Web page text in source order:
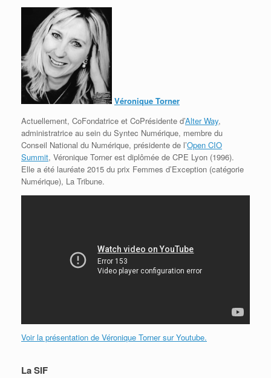
Véronique Torner
Actuellement, CoFondatrice et CoPrésidente d’Alter Way,
administratrice au sein du Syntec Numérique, membre du
Conseil National du Numérique, présidente de l’Open CIO
Summit, Véronique Torner est diplômée de CPE Lyon (1996).
Elle a été lauréate 2015 du prix Femmes d’Exception (catégorie
Numérique), La Tribune.
Voir la présentation de Véronique Torner sur Youtube.
La SIF